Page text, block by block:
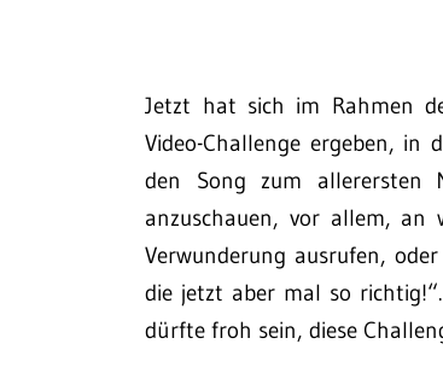
Jetzt hat sich im Rahmen
Video-Challenge ergeben, in
den Song zum allerersten
anzuschauen, vor allem, an
Verwunderung ausrufen,
die jetzt aber mal so
dürfte froh sein, diese